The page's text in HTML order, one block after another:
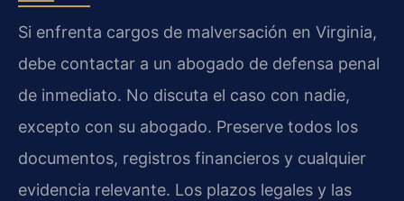
Si enfrenta cargos de malversación en Virginia,
debe contactar a un abogado de defensa penal
de inmediato. No discuta el caso con nadie,
excepto con su abogado. Preserve todos los
documentos, registros financieros y cualquier
evidencia relevante. Los plazos legales y las